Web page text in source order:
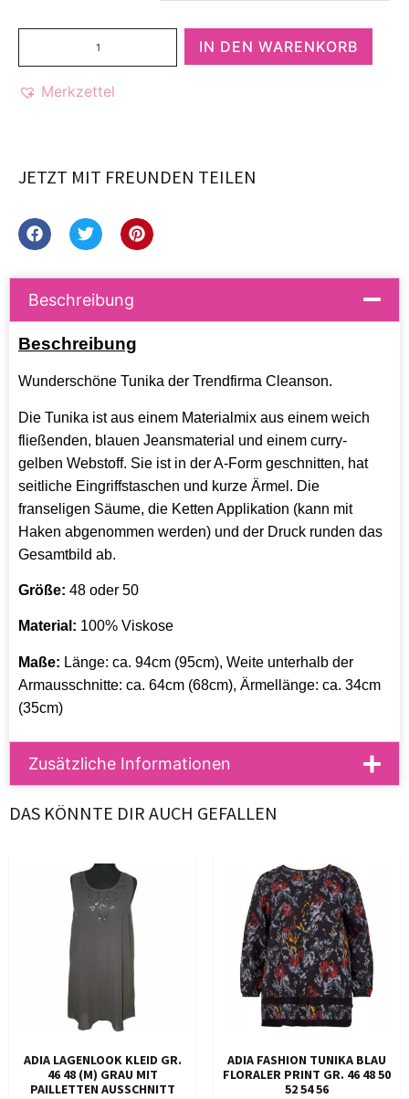
IN DEN WARENKORB
Merkzettel
JETZT MIT FREUNDEN TEILEN
Beschreibung
Beschreibung
Wunderschöne Tunika der Trendfirma Cleanson.
Die Tunika ist aus einem Materialmix aus einem weich
fließenden, blauen Jeansmaterial und einem curry-
gelben Webstoff. Sie ist in der A-Form geschnitten, hat
seitliche Eingriffstaschen und kurze Ärmel. Die
franseligen Säume, die Ketten Applikation (kann mit
Haken abgenommen werden) und der Druck runden das
Gesamtbild ab.
Größe: 48 oder 50
Material: 100% Viskose
Maße: Länge: ca. 94cm (95cm), Weite unterhalb der
Armausschnitte: ca. 64cm (68cm), Ärmellänge: ca. 34cm
(35cm)
Zusätzliche Informationen
DAS KÖNNTE DIR AUCH GEFALLEN
ADIA LAGENLOOK KLEID GR.
46 48 (M) GRAU MIT
PAILLETTEN AUSSCHNITT
ADIA FASHION TUNIKA BLAU
FLORALER PRINT GR. 46 48 50
52 54 56